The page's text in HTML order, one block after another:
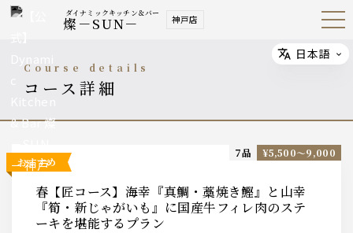
ダイナミックキッチン＆バー
燦－SUN－ 神戸店 Open
Navig
course details
コース詳細
おすすめ
春【匠コース】海幸『真鯛・藁焼き鰹』と山幸
『筍・新じゃがいも』に国産牛フィレ肉のステ
ーキを堪能するプラン
7品 ¥5,500〜9,000
Select
日本語